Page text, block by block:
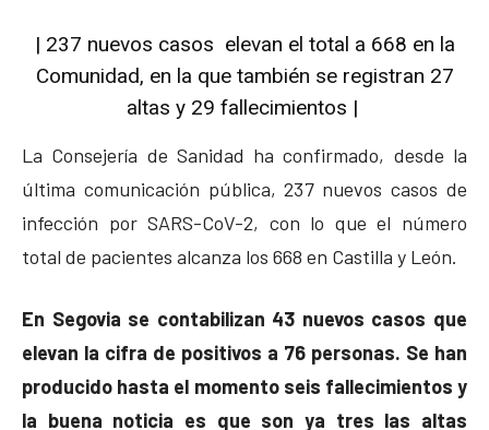
| 237 nuevos casos elevan el total a 668 en la
Comunidad, en la que también se registran 27
altas y 29 fallecimientos |
La Consejería de Sanidad ha confirmado, desde la
última comunicación pública, 237 nuevos casos de
infección por SARS-CoV-2, con lo que el número
total de pacientes alcanza los 668 en Castilla y León.
En Segovia se contabilizan 43 nuevos casos que
elevan la cifra de positivos a 76 personas. Se han
producido hasta el momento seis fallecimientos y
la buena noticia es que son ya tres las altas